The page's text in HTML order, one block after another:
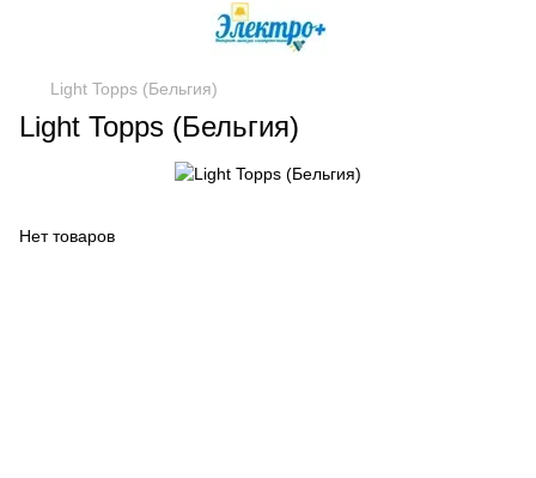
Light Topps (Бельгия)
Light Topps (Бельгия)
Нет товаров